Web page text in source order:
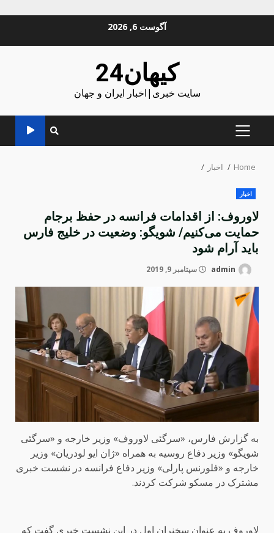
آگوست 6, 2026
کیهان24
سایت خبری|اخبار ایران و جهان
PRIMARY
Home اخبار
اخبار
لاوروف: از اقدامات فرانسه در حفظ برجام
حمایت می‌کنیم/ شویگو: وضعیت در خلیج فارس
باید آرام شود
سپتامبر 9, 2019
به گزارش فارس، «سرگئی لاوروف» وزیر خارجه و «سرگئی
شویگو» وزیر دفاع روسیه به همراه «ژان ایو لودریان» وزیر
خارجه و «فلورنس پارلی» وزیر دفاع فرانسه در نشست خبری
مشترک در مسکو شرکت کردند.
لاوروف به عنوان سخنران اول در این نشست خبری گفت که